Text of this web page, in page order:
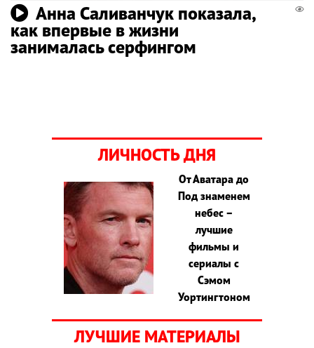
Анна Саливанчук показала,
как впервые в жизни
занималась серфингом
ЛИЧНОСТЬ ДНЯ
От Аватара до
Под знаменем
небес –
лучшие
фильмы и
сериалы с
Сэмом
Уортингтоном
ЛУЧШИЕ МАТЕРИАЛЫ